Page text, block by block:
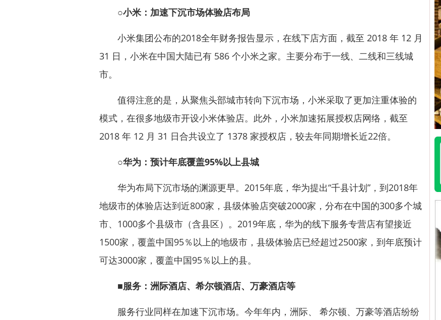
○小米：加速下沉市场体验店布局
小米集团公布的2018全年财务报告显示，在线下店方面，截至 2018 年 12 月
31 日，小米在中国大陆已有 586 个小米之家。主要分布于一线、二线和三线城
市。
值得注意的是，从聚焦头部城市转向下沉市场，小米采取了更加注重体验的
模式，在很多地级市开设小米体验店。此外，小米加速拓展授权店网络，截至
2018 年 12 月 31 日合共设立了 1378 家授权店，较去年同期增长近22倍。
○华为：预计年底覆盖95%以上县城
华为布局下沉市场的渊源更早。2015年底，华为提出“千县计划”，到2018年
地级市的体验店达到近800家，县级体验店突破2000家，分布在中国的300多个城
市、1000多个县级市（含县区）。2019年底，华为的线下服务专营店有望接近
1500家，覆盖中国95％以上的地级市，县级体验店已经超过2500家，到年底预计
可达3000家，覆盖中国95％以上的县。
■服务：洲际酒店、希尔顿酒店、万豪酒店等
服务行业同样在加速下沉市场。今年年内，洲际、 希尔顿、万豪等酒店纷纷